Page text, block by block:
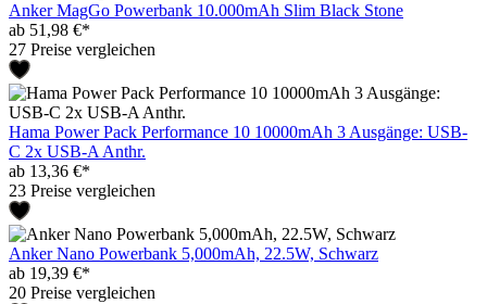
Anker MagGo Powerbank 10.000mAh Slim Black Stone
ab 51,98 €*
27 Preise vergleichen
Hama Power Pack Performance 10 10000mAh 3 Ausgänge: USB-
C 2x USB-A Anthr.
ab 13,36 €*
23 Preise vergleichen
Anker Nano Powerbank 5,000mAh, 22.5W, Schwarz
ab 19,39 €*
20 Preise vergleichen